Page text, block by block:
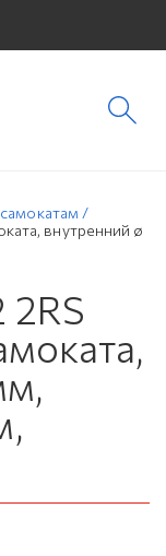
/
внутренний ø